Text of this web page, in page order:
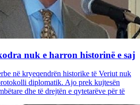
nuk e harron historinë e saj
në kryeqendrën historike të Veriut nuk
diplomatik. Ajo prek kujtesën
dhe të drejtën e qytetarëve për të